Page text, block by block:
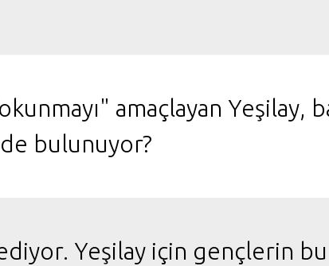
amaçlayan Yeşilay,
bulunuyor?
Yeşilay için gençlerin